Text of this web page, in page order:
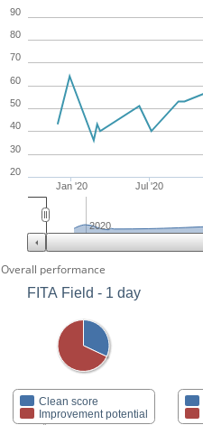
Jan '20 Jul '20
20
30
40
50
60
70
80
90
2020
Overall performance
FITA Field - 1 day
Clean score
Improvement potential